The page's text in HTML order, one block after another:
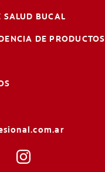
SALUD BUCAL
DE PRODUCTOS